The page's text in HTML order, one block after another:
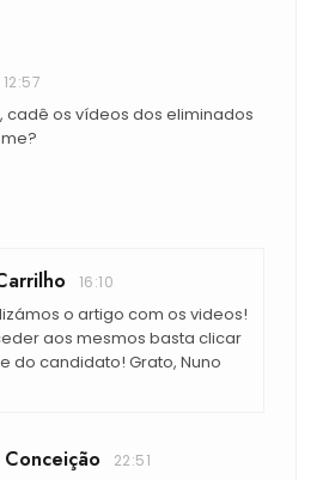
12:57
cadê os vídeos dos eliminados
16:10
o artigo com os videos!
aos mesmos basta clicar
do candidato! Grato, Nuno
22:51